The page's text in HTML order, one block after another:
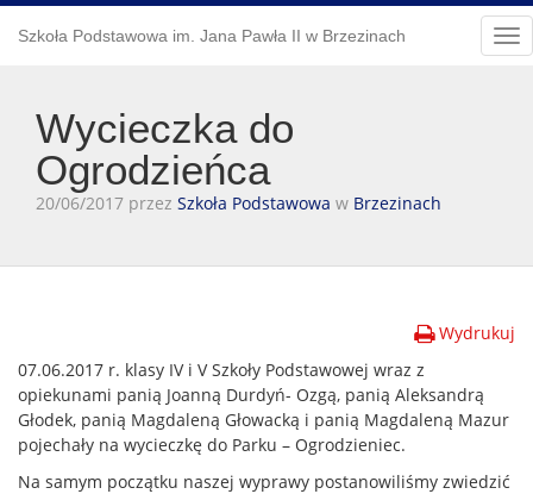
Szkoła Podstawowa im. Jana Pawła II w Brzezinach
Wycieczka do
Ogrodzieńca
20/06/2017 przez Szkoła Podstawowa w Brzezinach
Wydrukuj
07.06.2017 r. klasy IV i V Szkoły Podstawowej wraz z
opiekunami panią Joanną Durdyń- Ozgą, panią Aleksandrą
Głodek, panią Magdaleną Głowacką i panią Magdaleną Mazur
pojechały na wycieczkę do Parku – Ogrodzieniec.
Na samym początku naszej wyprawy postanowiliśmy zwiedzić